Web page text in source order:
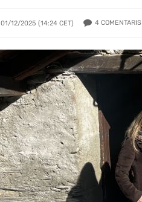
01/12/2025 (14:24 CET) 4 COMENTARIS